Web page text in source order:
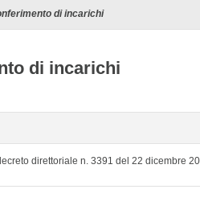
di incarichi
di incarichi
direttoriale n. 3391 del 22 dicembre